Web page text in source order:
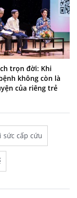
trọn đời: Khi
không còn là
của riêng trẻ
sức cấp cứu